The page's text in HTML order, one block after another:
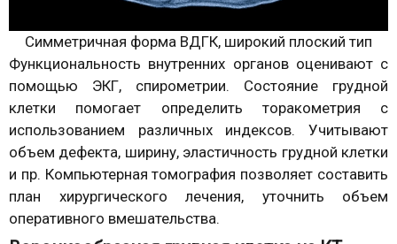
Симметричная форма ВДГК, широкий плоский тип
Функциональность внутренних органов оценивают с
помощью ЭКГ, спирометрии. Состояние грудной
клетки помогает определить торакометрия с
использованием различных индексов. Учитывают
объем дефекта, ширину, эластичность грудной клетки
и пр. Компьютерная томография позволяет составить
план хирургического лечения, уточнить объем
оперативного вмешательства.